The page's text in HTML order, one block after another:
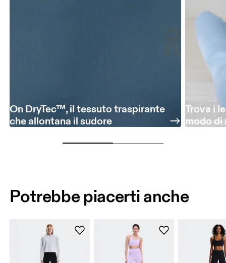
On DryTec™, il tessuto traspirante
che allontana il sudore
Trova i
modo di
Potrebbe piacerti anche